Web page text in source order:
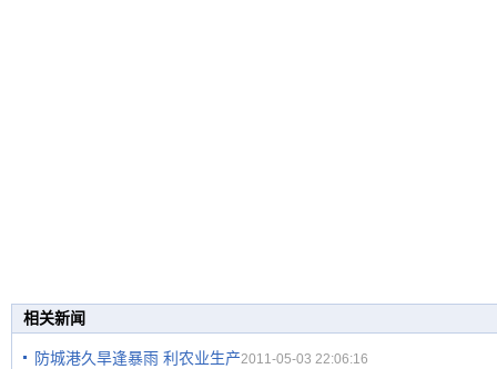
相关新闻
防城港久旱逢暴雨 利农业生产2011-05-03 22:06:16